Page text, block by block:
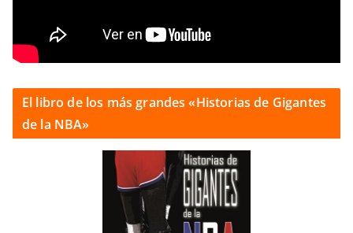
El libro de los más grandes «Historias de Gigantes
de la NBA»